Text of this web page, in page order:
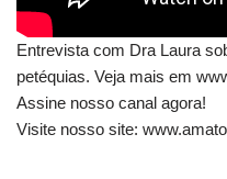
Entrevista com Dra Laura
petéquias. Veja mais em
Assine nosso canal agora!
Visite nosso site: